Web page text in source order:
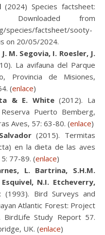
(2024) Species factsheet:
Downloaded from
species/factsheet/sooty-
on 20/05/2024.
M. Segovia, I. Roesler, J.
La avifauna del Parque
Provincia de Misiones,
(enlace)
& E. White(2012). La
Puerto Bemberg,
Aves, 57: 63-80. (enlace)
(2015). Termitas
en la dieta de las aves
77-89. (enlace)
L. Bartrina, S.H.M.
N.I. Etcheverry,
(1993). Bird Surveys and
Atlantic Forest: Project
BirdLife Study Report 57.
UK. (enlace)